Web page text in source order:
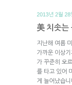
2013년 2월 28
美 치솟는
지난해 여름
가까운 이상
가 꾸준히 오
를 타고 있어
게 늘어났습